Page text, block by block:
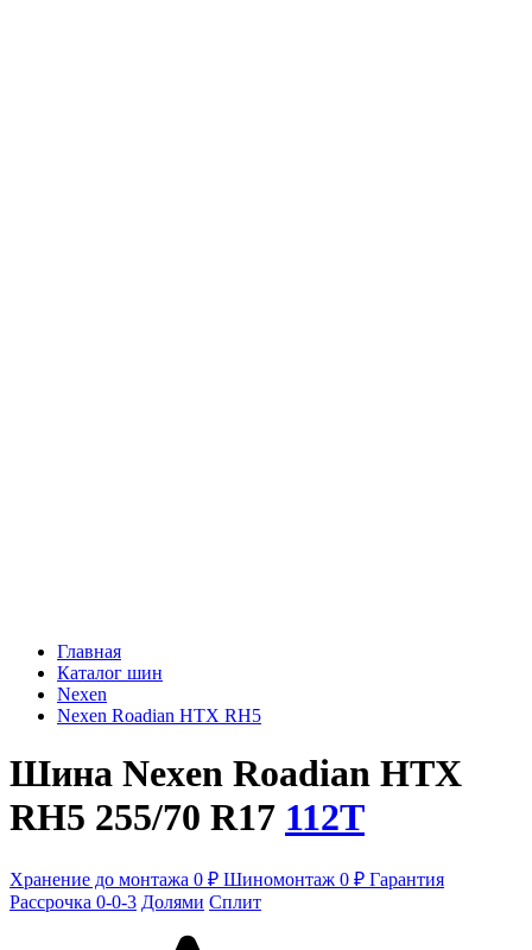
Главная
Каталог шин
Nexen
Nexen Roadian HTX RH5
Шина Nexen Roadian HTX
RH5 255/70 R17 112T
Хранение до монтажа 0 ₽ Шиномонтаж 0 ₽ Гарантия
Рассрочка 0-0-3 Долями Сплит